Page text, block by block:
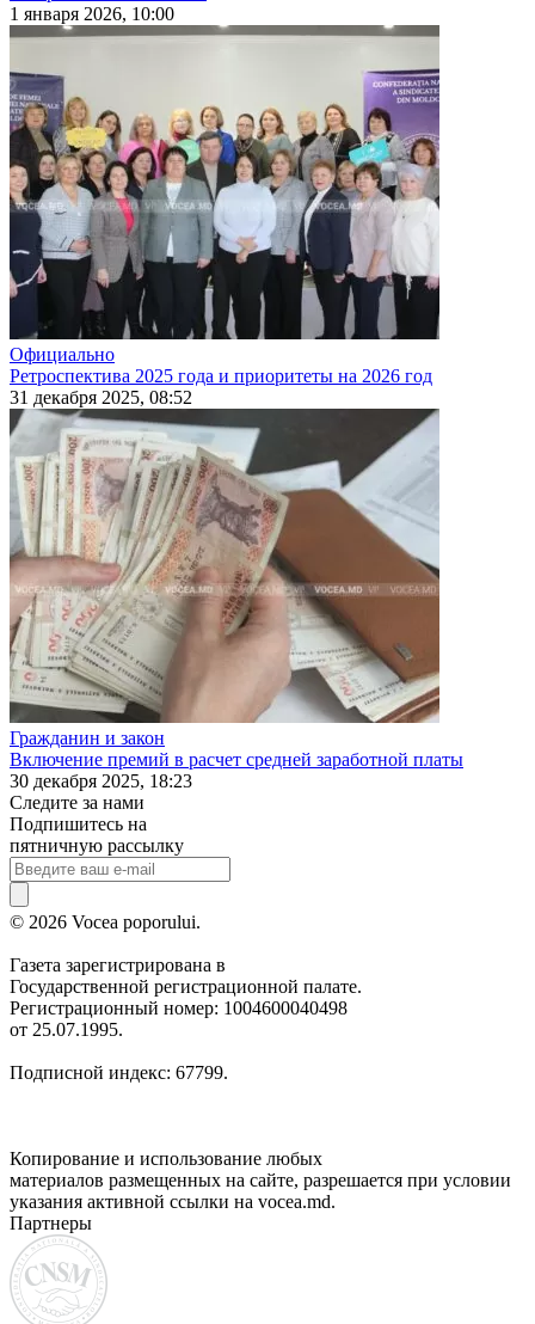
1 января 2026, 10:00
Официально
Ретроспектива 2025 года и приоритеты на 2026 год
31 декабря 2025, 08:52
Гражданин и закон
Включение премий в расчет средней заработной платы
30 декабря 2025, 18:23
Следите за нами
Подпишитесь на
пятничную рассылку
© 2026 Vocea poporului.
Газета зарегистрирована в
Государственной регистрационной палате.
Регистрационный номер: 1004600040498
от 25.07.1995.
Подписной индекс: 67799.
Копирование и использование любых
материалов размещенных на сайте, разрешается при условии
указания активной ссылки на vocea.md.
Партнеры